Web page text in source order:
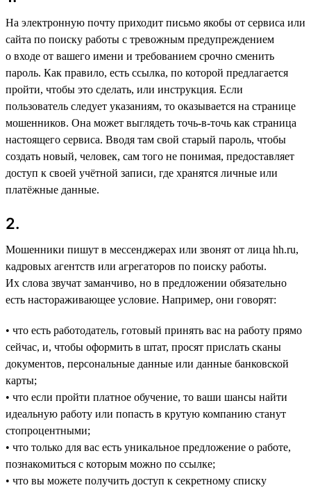
На электронную почту приходит письмо якобы от сервиса или
сайта по поиску работы с тревожным предупреждением
о входе от вашего имени и требованием срочно сменить
пароль. Как правило, есть ссылка, по которой предлагается
пройти, чтобы это сделать, или инструкция. Если
пользователь следует указаниям, то оказывается на странице
мошенников. Она может выглядеть точь-в-точь как страница
настоящего сервиса. Вводя там свой старый пароль, чтобы
создать новый, человек, сам того не понимая, предоставляет
доступ к своей учётной записи, где хранятся личные или
платёжные данные.
2.
Мошенники пишут в мессенджерах или звонят от лица hh.ru,
кадровых агентств или агрегаторов по поиску работы.
Их слова звучат заманчиво, но в предложении обязательно
есть настораживающее условие. Например, они говорят:
• что есть работодатель, готовый принять вас на работу прямо
сейчас, и, чтобы оформить в штат, просят прислать сканы
документов, персональные данные или данные банковской
карты;
• что если пройти платное обучение, то ваши шансы найти
идеальную работу или попасть в крутую компанию станут
стопроцентными;
• что только для вас есть уникальное предложение о работе,
познакомиться с которым можно по ссылке;
• что вы можете получить доступ к секретному списку